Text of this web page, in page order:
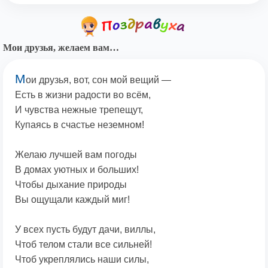
Мои друзья, желаем вам…
Мои друзья, вот, сон мой вещий —
Есть в жизни радости во всём,
И чувства нежные трепещут,
Купаясь в счастье неземном!
Желаю лучшей вам погоды
В домах уютных и больших!
Чтобы дыхание природы
Вы ощущали каждый миг!
У всех пусть будут дачи, виллы,
Чтоб телом стали все сильней!
Чтоб укреплялись наши силы,